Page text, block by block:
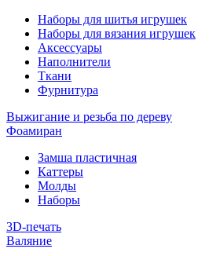
Наборы для шитья игрушек
Наборы для вязания игрушек
Аксессуары
Наполнители
Ткани
Фурнитура
Выжигание и резьба по дереву
Фоамиран
Замша пластичная
Каттеры
Молды
Наборы
3D-печать
Валяние